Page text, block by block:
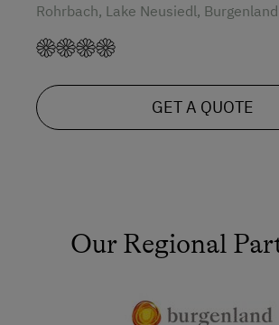
Rohrbach, Lake Neusiedl, Burgenland
GET A QUOTE
Our Regional